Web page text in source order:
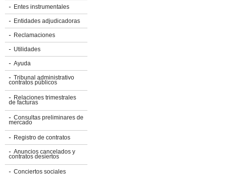
Entes instrumentales
Entidades adjudicadoras
Reclamaciones
Utilidades
Ayuda
Tribunal administrativo
contratos públicos
Relaciones trimestrales
de facturas
Consultas preliminares de
mercado
Registro de contratos
Anuncios cancelados y
contratos desiertos
Conciertos sociales